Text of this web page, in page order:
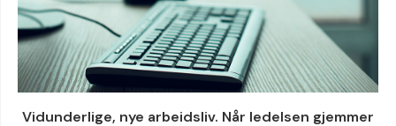
Vidunderlige, nye arbeidsliv. Når ledelsen gjemmer